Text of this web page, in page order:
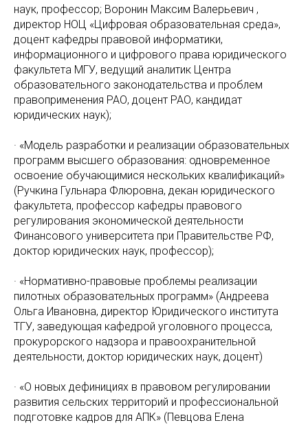
наук, профессор; Воронин Максим Валерьевич ,
директор НОЦ «Цифровая образовательная среда»,
доцент кафедры правовой информатики,
информационного и цифрового права юридического
факультета МГУ, ведущий аналитик Центра
образовательного законодательства и проблем
правоприменения РАО, доцент РАО, кандидат
юридических наук);
· «Модель разработки и реализации образовательных
программ высшего образования: одновременное
освоение обучающимися нескольких квалификаций»
(Ручкина Гульнара Флюровна, декан юридического
факультета, профессор кафедры правового
регулирования экономической деятельности
Финансового университета при Правительстве РФ,
доктор юридических наук, профессор);
· «Нормативно-правовые проблемы реализации
пилотных образовательных программ» (Андреева
Ольга Ивановна, директор Юридического института
ТГУ, заведующая кафедрой уголовного процесса,
прокурорского надзора и правоохранительной
деятельности, доктор юридических наук, доцент)
· «О новых дефинициях в правовом регулировании
развития сельских территорий и профессиональной
подготовке кадров для АПК» (Певцова Елена